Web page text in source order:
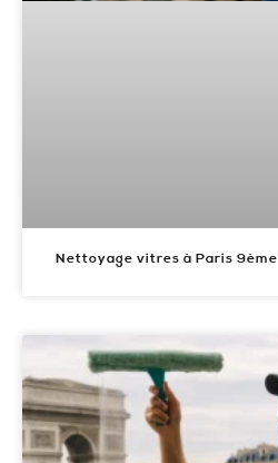
Nettoyage vitres à Paris 9ème